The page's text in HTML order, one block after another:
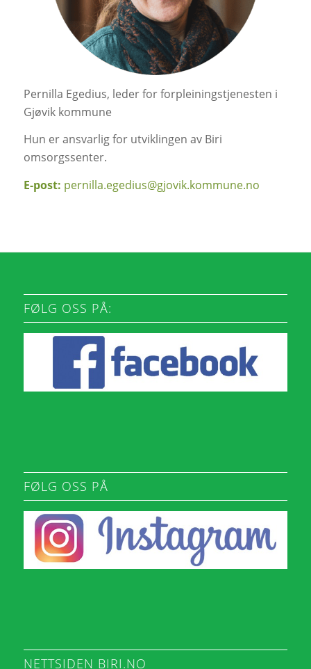
Pernilla Egedius, leder for forpleiningstjenesten i
Gjøvik kommune
Hun er ansvarlig for utviklingen av Biri
omsorgssenter.
E-post: pernilla.egedius@gjovik.kommune.no
FØLG OSS PÅ:
FØLG OSS PÅ
NETTSIDEN BIRI.NO